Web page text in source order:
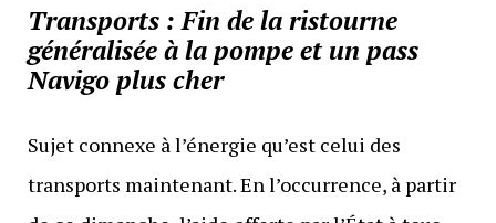
Transports : Fin de la ristourne
généralisée à la pompe et un pass
Navigo plus cher
Sujet connexe à l’énergie qu’est celui des
transports maintenant. En l’occurrence, à partir